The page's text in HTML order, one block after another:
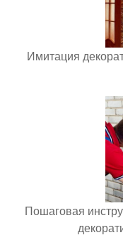
Имитация
Пошаговая